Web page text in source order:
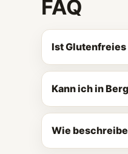
FAQ
Ist Glutenfreies
Kann ich in
Wie